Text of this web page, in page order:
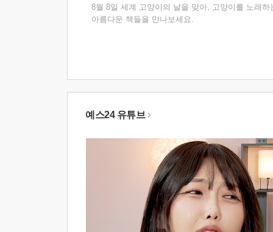
8월 8일 세계 고양이의 날을 맞아, 고양이를 노래하
아름다운 책들을 만나보세요.
예스24 유튜브